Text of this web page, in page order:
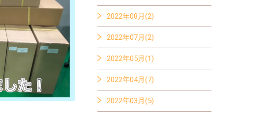
2022年08月(2)
2022年07月(2)
2022年05月(1)
2022年04月(7)
2022年03月(5)